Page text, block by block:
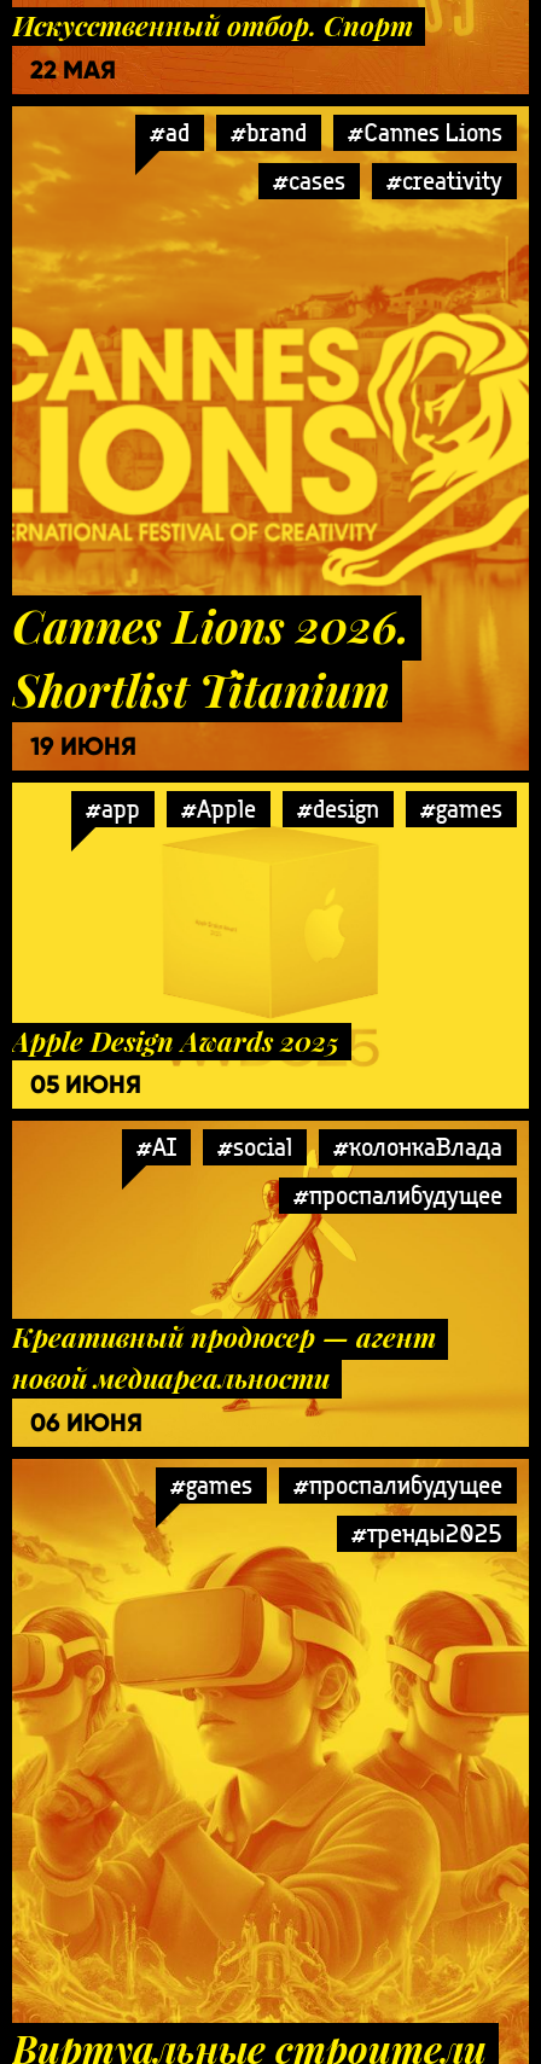
Искусственный отбор. Спорт
22 МАЯ
#ad #brand
#Cannes Lions
#cases
#creativity
Cannes Lions 2026.
Shortlist Titanium
19 ИЮНЯ
#app #Apple #design #games
Apple Design Awards 2025
05 ИЮНЯ
#AI #social
#колонкаВлада
#проспалибудущее
Креативный продюсер — агент
новой медиареальности
06 ИЮНЯ
#games
#проспалибудущее
#тренды2025
Виртуальные строители